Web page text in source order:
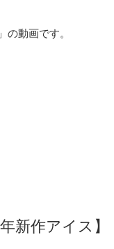
動画です。
新作アイス】